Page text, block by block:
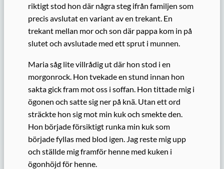
riktigt stod hon där några steg ifrån familjen som
precis avslutat en variant av en trekant. En
trekant mellan mor och son där pappa kom in på
slutet och avslutade med ett sprut i munnen.
Maria såg lite villrådig ut där hon stod i en
morgonrock. Hon tvekade en stund innan hon
sakta gick fram mot oss i soffan. Hon tittade mig i
ögonen och satte sig ner på knä. Utan ett ord
sträckte hon sig mot min kuk och smekte den.
Hon började försiktigt runka min kuk som
började fyllas med blod igen. Jag reste mig upp
och ställde mig framför henne med kuken i
ögonhöjd för henne.